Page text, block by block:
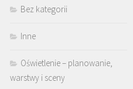
Bez kategorii
Inne
Oświetlenie – planowanie,
warstwy i sceny